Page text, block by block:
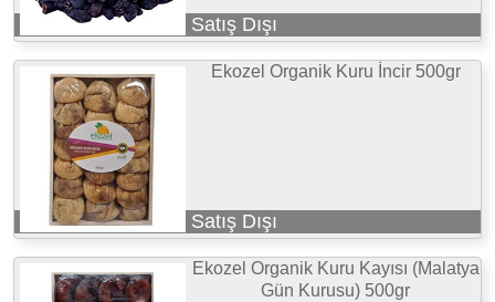
Satış Dışı
Ekozel Organik Kuru İncir 500gr
Satış Dışı
Ekozel Organik Kuru Kayısı (Malatya
Gün Kurusu) 500gr